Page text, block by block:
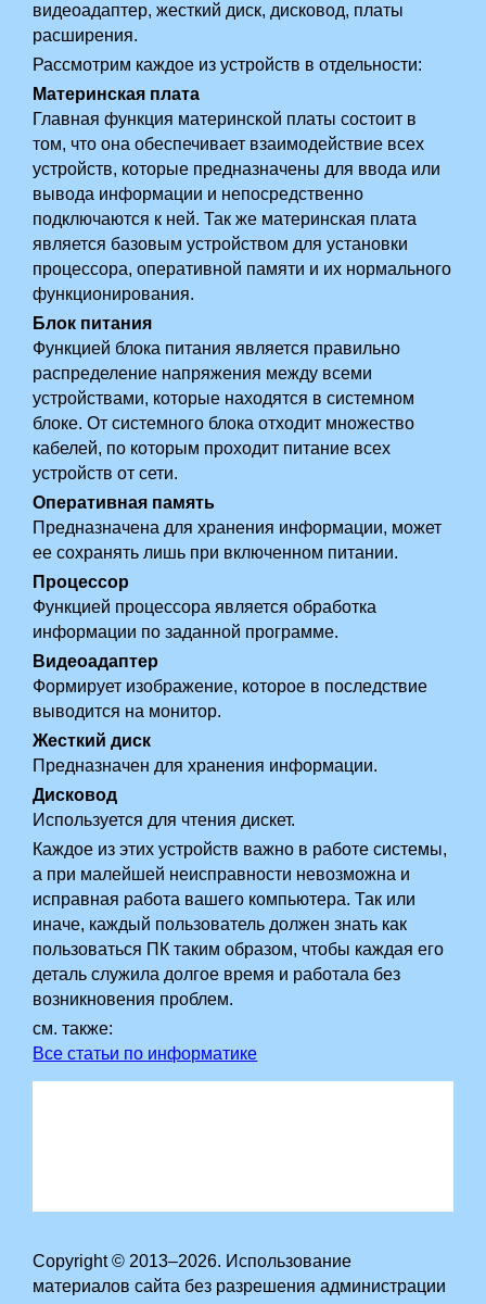
видеоадаптер,­ жесткий диск, дисковод,­ платы
расширения.
Рассмотрим каждое из устройств в отдельности:
Материнская плата
Главная функция материнской платы состоит в
том, что она обеспечивает взаимодействие всех
устройств, которые предназначены для ввода или
вывода информации и непосредственно
подключаются к ней. Так же материнская плата
является базовым устройством для установки
процессора, оперативной памяти и их нормального
функционирования.
Блок питания
Функцией блока питания является правильно
распределение напряжения между всеми
устройствами, которые находятся в системном
блоке. От системного блока отходит множество
кабелей, по которым проходит питание всех
устройств от сети.
Оперативная память
Предназначена для хранения информации, может
ее сохранять лишь при включенном питании.
Процессор
Функцией процессора является обработка
информации по заданной программе.
Видеоадаптер
Формирует изображение, которое в­ последствие
выводится на монитор.
Жесткий диск
Предназначен для хранения информации.
Дисковод
Используется для чтения дискет.
Каждое из этих устройств важно в работе системы,
а при малейшей неисправности невозможна и
исправная работа вашего компьютера. Так или
иначе, каждый пользователь должен знать как
пользоваться ПК таким образом, чтобы каждая его
деталь служила долгое время и работала без
возникновения проблем.
см. также:
Все статьи по информатике
Copyright © 2013–2026. Использование
материалов сайта без разрешения администрации